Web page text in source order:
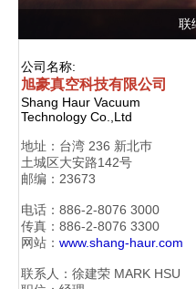
联
公司名称:
旭豪真空科技有限公司
Shang Haur Vacuum
Technology Co.,Ltd
地址： 台湾 236 新北巿
土城区大安路142号
邮编：23673
电话：886-2-8076 3000
传真：886-2-8076 3300
网站： www.shang-haur.com
联系人：徐建荣 MARK HSU